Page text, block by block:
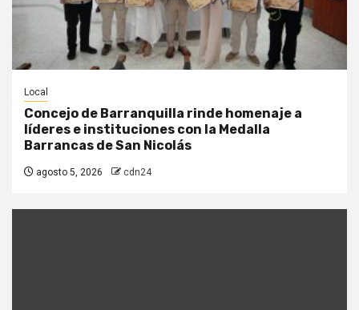
Local
Concejo de Barranquilla rinde homenaje a
líderes e instituciones con la Medalla
Barrancas de San Nicolás
agosto 5, 2026 cdn24